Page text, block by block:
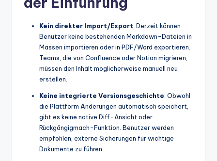
Kein direkter Import/Export: Derzeit können
Benutzer keine bestehenden Markdown-Dateien in
Massen importieren oder in PDF/Word exportieren.
Teams, die von Confluence oder Notion migrieren,
müssen den Inhalt möglicherweise manuell neu
erstellen.
Keine integrierte Versionsgeschichte: Obwohl
die Plattform Änderungen automatisch speichert,
gibt es keine native Diff-Ansicht oder
Rückgängigmach-Funktion. Benutzer werden
empfohlen, externe Sicherungen für wichtige
Dokumente zu führen.